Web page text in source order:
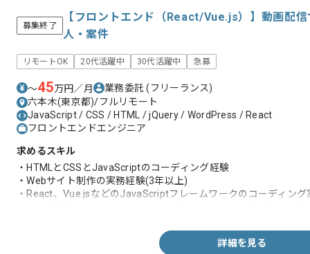
募集終了
【フロントエンド（React/Vue.js）】動画配
人・案件
リモートOK 20代活躍中 30代活躍中 急募
〜45万円／月 業務委託(フリーランス)
六本木(東京都)/フルリモート
JavaScript / CSS / HTML / jQuery / WordPress / React
フロントエンドエンジニア
求めるスキル
・HTMLとCSSとJavaScriptのコーディング経験
・Webサイト制作の実務経験(3年以上)
・React、Vue.jsなどのJavaScriptフレームワークのコーディン
詳細を見る